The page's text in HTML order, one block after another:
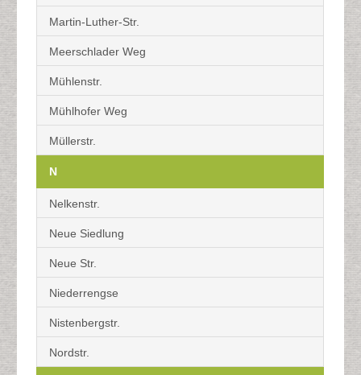
Martin-Luther-Str.
Meerschlader Weg
Mühlenstr.
Mühlhofer Weg
Müllerstr.
N
Nelkenstr.
Neue Siedlung
Neue Str.
Niederrengse
Nistenbergstr.
Nordstr.